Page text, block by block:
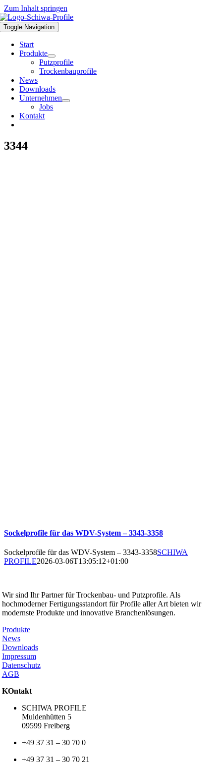
Zum Inhalt springen
Toggle Navigation
Start
Produkte
Putzprofile
Trockenbauprofile
News
Downloads
Unternehmen
Jobs
Kontakt
3344
Sockelprofile für das WDV-System – 3343-3358
Sockelprofile für das WDV-System – 3343-3358SCHIWA
PROFILE2026-03-06T13:05:12+01:00
Wir sind Ihr Partner für Trockenbau- und Putzprofile. Als
hochmoderner Fertigungsstandort für Profile aller Art bieten wir
modernste Produkte und innovative Branchenlösungen.
Produkte
News
Downloads
Impressum
Datenschutz
AGB
KOntakt
SCHIWA PROFILE
Muldenhütten 5
09599 Freiberg
+49 37 31 – 30 70 0
+49 37 31 – 30 70 21